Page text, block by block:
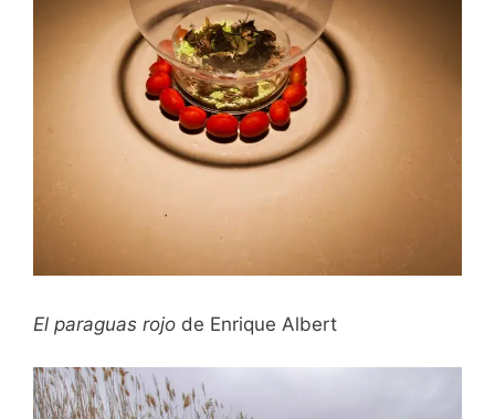
El paraguas rojo de Enrique Albert